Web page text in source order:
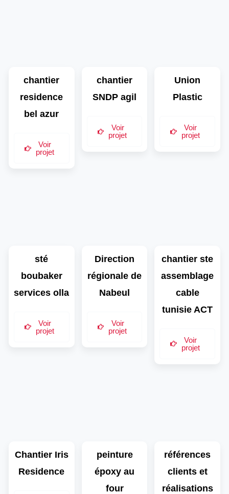
chantier
residence
bel azur
Voir
projet
chantier
SNDP agil
Voir
projet
Union
Plastic
Voir
projet
sté
boubaker
services olla
Voir
projet
Direction
régionale de
Nabeul
Voir
projet
chantier ste
assemblage
cable
tunisie ACT
Voir
projet
Chantier Iris
Residence
peinture
époxy au
four
références
clients et
réalisations